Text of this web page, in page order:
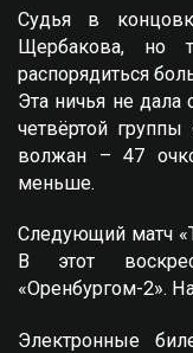
Судья в
Щербакова, но
распорядиться
Эта ничья не дала
четвёртой
волжан – 47
меньше.
Следующий матч
В этот
«Оренбургом-2».
Электронные